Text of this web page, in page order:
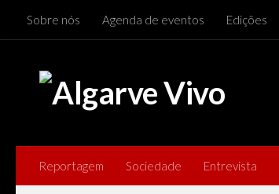
Skip to content
Sobre nós Agenda de eventos Edições
Reportagem Sociedade Entrevista